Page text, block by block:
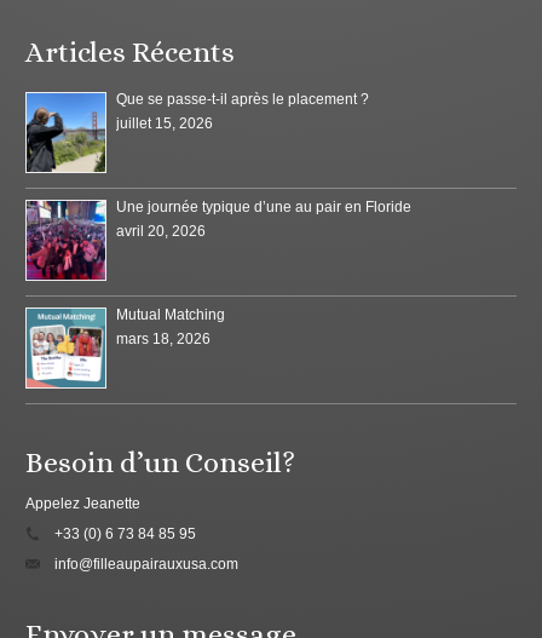
Articles Récents
Que se passe-t-il après le placement ?
juillet 15, 2026
Une journée typique d’une au pair en Floride
avril 20, 2026
Mutual Matching
mars 18, 2026
Besoin d’un Conseil?
Appelez Jeanette
+33 (0) 6 73 84 85 95
info@filleaupairauxusa.com